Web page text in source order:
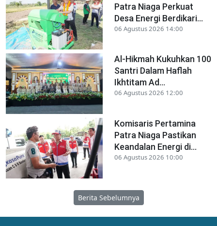
Patra Niaga Perkuat
Desa Energi Berdikari...
06 Agustus 2026 14:00
Al-Hikmah Kukuhkan 100
Santri Dalam Haflah
Ikhtitam Ad...
06 Agustus 2026 12:00
Komisaris Pertamina
Patra Niaga Pastikan
Keandalan Energi di...
06 Agustus 2026 10:00
Berita Sebelumnya